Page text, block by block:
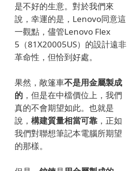
是不好的生意。對於我們來
說，幸運的是，Lenovo同意這
一觀點，儘管Lenovo Flex
5（81X20005US）的設計遠非
革命性，但恰到好處。
果然，敞篷車不是用金屬製成
的 ，但是在中檔價位上，我們
真的不會期望如此。也就是
說， 構建質量相當可靠 ，正如
我們對聯想筆記本電腦所期望
的那樣。